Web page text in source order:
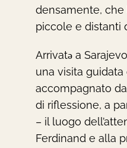
densamente,
piccole e distanti
Arrivatǝ a
una visita
accompagnato
di riflessione, a
– il luogo
Ferdinand e alla